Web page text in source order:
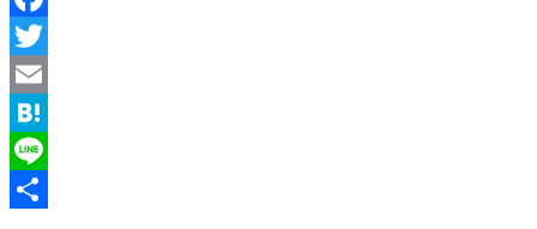
Facebook
Twitter
Email
Hatena
Line